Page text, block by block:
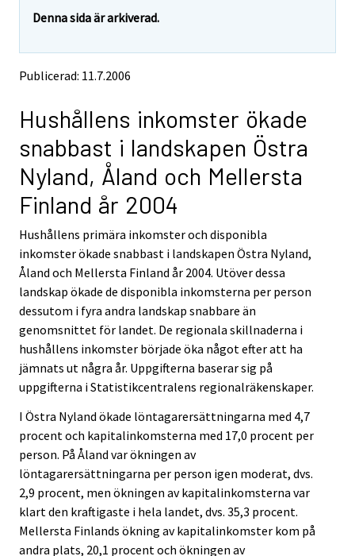
Denna sida är arkiverad.
Publicerad: 11.7.2006
Hushållens inkomster ökade
snabbast i landskapen Östra
Nyland, Åland och Mellersta
Finland år 2004
Hushållens primära inkomster och disponibla
inkomster ökade snabbast i landskapen Östra Nyland,
Åland och Mellersta Finland år 2004. Utöver dessa
landskap ökade de disponibla inkomsterna per person
dessutom i fyra andra landskap snabbare än
genomsnittet för landet. De regionala skillnaderna i
hushållens inkomster började öka något efter att ha
jämnats ut några år. Uppgifterna baserar sig på
uppgifterna i Statistikcentralens regionalräkenskaper.
I Östra Nyland ökade löntagarersättningarna med 4,7
procent och kapitalinkomsterna med 17,0 procent per
person. På Åland var ökningen av
löntagarersättningarna per person igen moderat, dvs.
2,9 procent, men ökningen av kapitalinkomsterna var
klart den kraftigaste i hela landet, dvs. 35,3 procent.
Mellersta Finlands ökning av kapitalinkomster kom på
andra plats, 20,1 procent och ökningen av